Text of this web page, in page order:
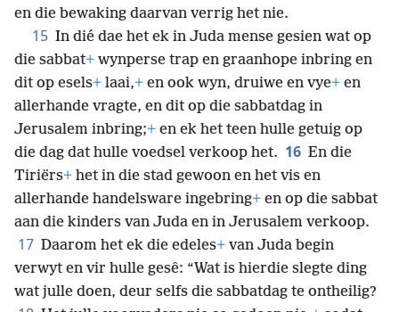
en die bewaking daarvan verrig het nie.
15 In dié dae het ek in Juda mense gesien wat op
die sabbat+ wynperse trap en graanhope inbring en
dit op esels+ laai,+ en ook wyn, druiwe en vye+ en
allerhande vragte, en dit op die sabbatdag in
Jerusalem inbring;+ en ek het teen hulle getuig op
die dag dat hulle voedsel verkoop het. 16 En die
Tiriërs+ het in die stad gewoon en het vis en
allerhande handelsware ingebring+ en op die sabbat
aan die kinders van Juda en in Jerusalem verkoop.
17 Daarom het ek die edeles+ van Juda begin
verwyt en vir hulle gesê: “Wat is hierdie slegte ding
wat julle doen, deur selfs die sabbatdag te ontheilig?